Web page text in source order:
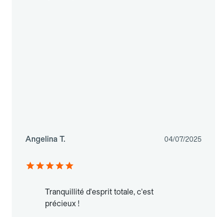
Angelina T. 04/07/2025
Tranquillité d'esprit totale, c'est
précieux !